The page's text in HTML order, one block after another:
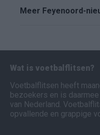
Meer Feyenoord-
Wat is voetbalflitsen?
Voetbalflitsen heeft
bezoekers en is
van Nederland.
opvallende en grappige